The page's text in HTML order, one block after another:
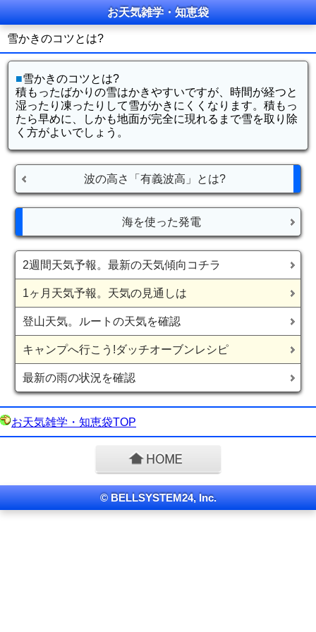
お天気雑学・知恵袋
雪かきのコツとは?
■雪かきのコツとは?
積もったばかりの雪はかきやすいですが、時間が経つと
湿ったり凍ったりして雪がかきにくくなります。積もっ
たら早めに、しかも地面が完全に現れるまで雪を取り除
く方がよいでしょう。
波の高さ「有義波高」とは?
海を使った発電
2週間天気予報。最新の天気傾向コチラ
1ヶ月天気予報。天気の見通しは
登山天気。ルートの天気を確認
キャンプへ行こう!ダッチオーブンレシピ
最新の雨の状況を確認
お天気雑学・知恵袋TOP
© BELLSYSTEM24, Inc.